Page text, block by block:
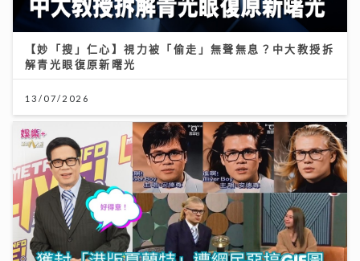
【妙「搜」仁心】視力被「偷走」無聲無息？中大教授拆
解青光眼復原新曙光
13/07/2026